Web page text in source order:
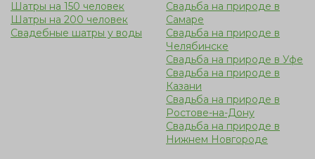
Шатры на 150 человек
Шатры на 200 человек
Свадебные шатры у воды
Свадьба на природе в
Самаре
Свадьба на природе в
Челябинске
Свадьба на природе в Уфе
Свадьба на природе в
Казани
Свадьба на природе в
Ростове-на-Дону
Свадьба на природе в
Нижнем Новгороде